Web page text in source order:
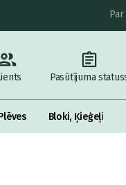
Pasūtījuma
Bloki, Ķieģeļi